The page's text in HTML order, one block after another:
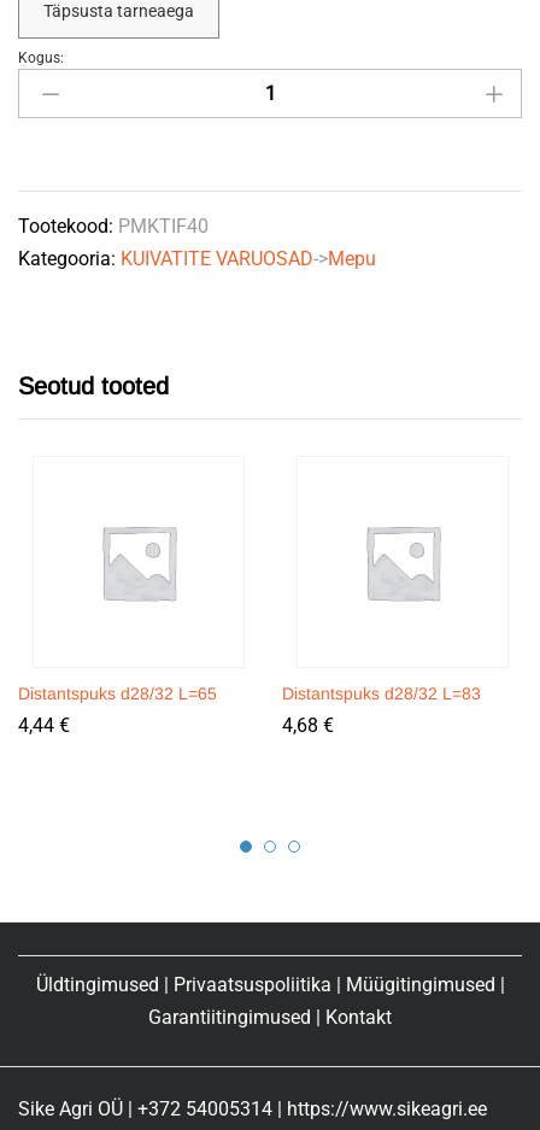
Täpsusta tarneaega
Konveieri
laba
quantity
Kogus:
Tootekood: PMKTIF40
Kategooria: KUIVATITE VARUOSAD->Mepu
Seotud tooted
Distantspuks d28/32 L=65
4,44 €
Distantspuks d28/32 L=83
4,68 €
Üldtingimused Privaatsuspoliitika Müügitingimused
Garantiitingimused
Kontakt
Sike Agri OÜ | +372 54005314 | https://www.sikeagri.ee